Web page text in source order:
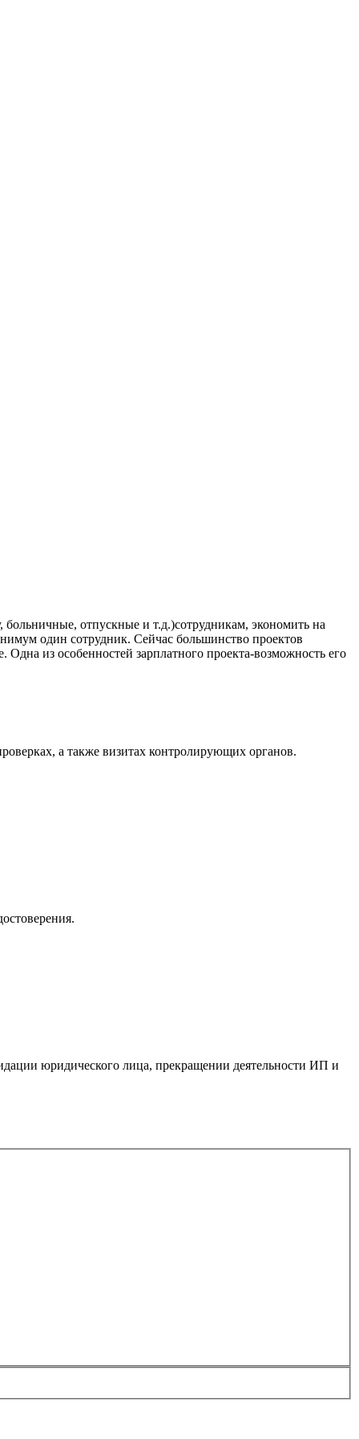
больничные, отпускные и т.д.)сотрудникам, экономить на
один сотрудник. Сейчас большинство проектов
из особенностей зарплатного проекта-возможность его
а также визитах контролирующих органов.
юридического лица, прекращении деятельности ИП и